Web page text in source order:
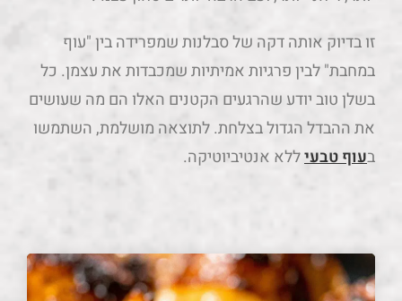
זו בדיוק אותה דקה של סבלנות שמפרידה בין "עוף
במחבת" לבין פרגיות אמיתיות שמכבדות את עצמן. כל
בשלן טוב יודע שהרגעים הקטנים האלו הם מה שעושים
את ההבדל הגדול בצלחת. לתוצאה מושלמת, השתמשו
בעוף טבעיללא אנטיביוטיקה.